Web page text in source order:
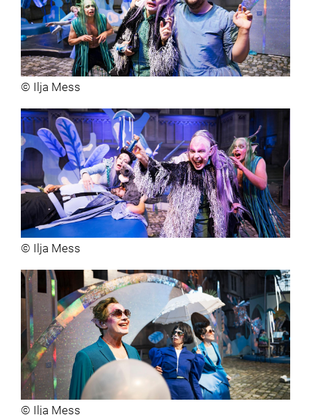
© Ilja Mess
© Ilja Mess
© Ilja Mess